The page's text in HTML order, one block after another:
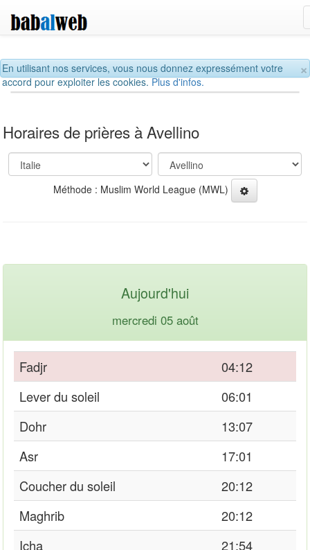
×
En utilisant nos services, vous nous donnez expressément votre
accord pour exploiter les cookies.Plus d'infos.
Horaires de prières à Avellino
Méthode : Muslim World League (MWL)
Aujourd'hui
mercredi 05 août
Fadjr
04:12
Lever du soleil
06:01
Dohr
13:07
Asr
17:01
Coucher du soleil
20:12
Maghrib
20:12
Icha
21:54